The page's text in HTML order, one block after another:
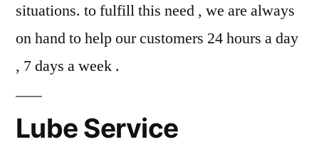
situations. to fulfill this need , we are always
on hand to help our customers 24 hours a day
, 7 days a week .
Lube Service